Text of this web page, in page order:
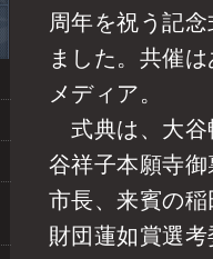
周年を祝う記
ました。共催
メディア。
式典は、大谷
谷祥子本願寺
市長、来賓の
財団蓮如賞選